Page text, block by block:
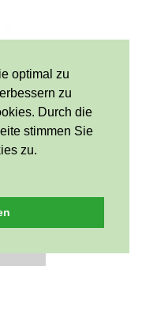
optimal zu
zu
Durch die
stimmen Sie
zu.